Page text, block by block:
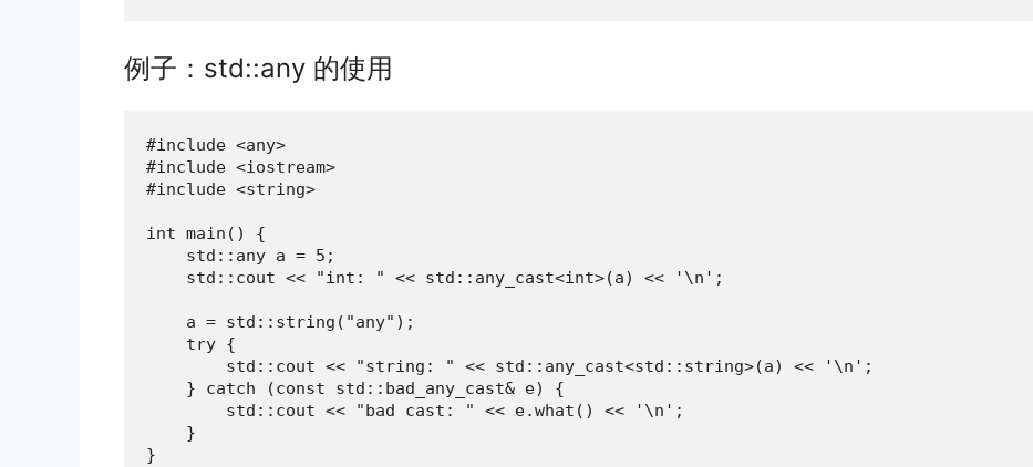
例子：std::any 的使用
#include <any>
#include <iostream>
#include <string>
int main() {
    std::any a = 5;
    std::cout << "int: " << std::any_cast<int>(a) << '\n';
    a = std::string("any");
    try {
        std::cout << "string: " << std::any_cast<std::string>(a) << '\n';
    } catch (const std::bad_any_cast& e) {
        std::cout << "bad cast: " << e.what() << '\n';
    }
}